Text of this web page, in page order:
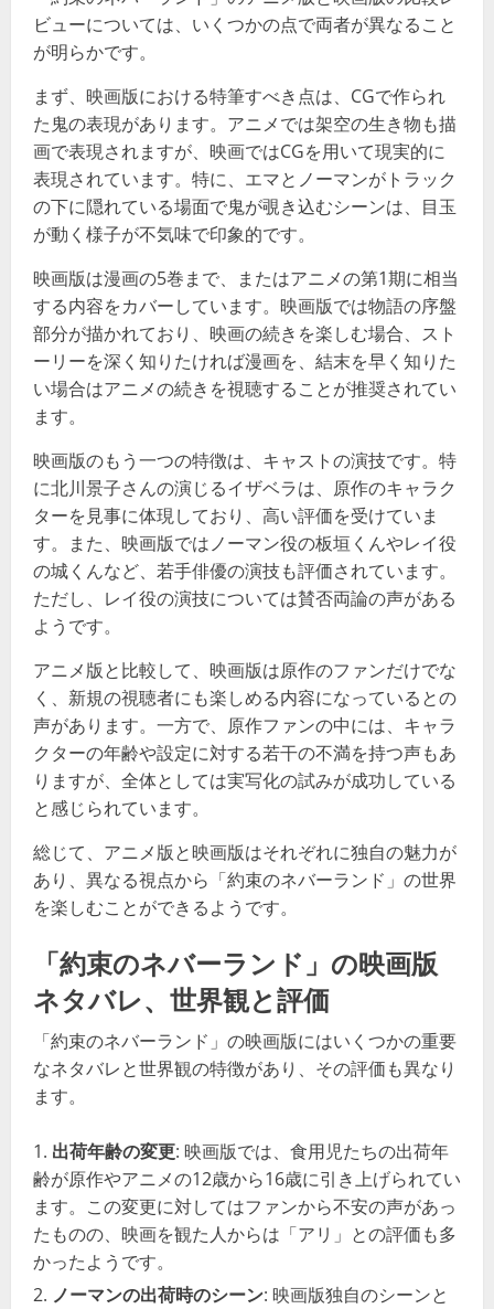
ビューについては、いくつかの点で両者が異なること
が明らかです。
まず、映画版における特筆すべき点は、CGで作られ
た鬼の表現があります。アニメでは架空の生き物も描
画で表現されますが、映画ではCGを用いて現実的に
表現されています。特に、エマとノーマンがトラック
の下に隠れている場面で鬼が覗き込むシーンは、目玉
が動く様子が不気味で印象的です​​。
映画版は漫画の5巻まで、またはアニメの第1期に相当
する内容をカバーしています。映画版では物語の序盤
部分が描かれており、映画の続きを楽しむ場合、スト
ーリーを深く知りたければ漫画を、結末を早く知りた
い場合はアニメの続きを視聴することが推奨されてい
ます​​。
映画版のもう一つの特徴は、キャストの演技です。特
に北川景子さんの演じるイザベラは、原作のキャラク
ターを見事に体現しており、高い評価を受けていま
す。また、映画版ではノーマン役の板垣くんやレイ役
の城くんなど、若手俳優の演技も評価されています。
ただし、レイ役の演技については賛否両論の声がある
ようです​​。
アニメ版と比較して、映画版は原作のファンだけでな
く、新規の視聴者にも楽しめる内容になっているとの
声があります。一方で、原作ファンの中には、キャラ
クターの年齢や設定に対する若干の不満を持つ声もあ
りますが、全体としては実写化の試みが成功している
と感じられています。
総じて、アニメ版と映画版はそれぞれに独自の魅力が
あり、異なる視点から「約束のネバーランド」の世界
を楽しむことができるようです。
「約束のネバーランド」の映画版
ネタバレ、世界観と評価
「約束のネバーランド」の映画版にはいくつかの重要
なネタバレと世界観の特徴があり、その評価も異なり
ます。
出荷年齢の変更: 映画版では、食用児たちの出荷年
齢が原作やアニメの12歳から16歳に引き上げられてい
ます。この変更に対してはファンから不安の声があっ
たものの、映画を観た人からは「アリ」との評価も多
かったようです​​。
ノーマンの出荷時のシーン: 映画版独自のシーンと